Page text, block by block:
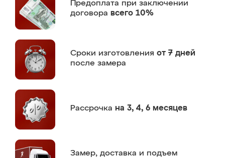
Предоплата при заключении
договора всего 10%
Сроки изготовления от 7 дней
после замера
Рассрочка на 3, 4, 6 месяцев
Замер, доставка и подъем